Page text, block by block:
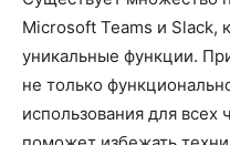
Microsoft Teams и Slack,
уникальные функции.
не только
использования для